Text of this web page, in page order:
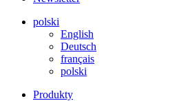
polski
English
Deutsch
français
polski
Produkty